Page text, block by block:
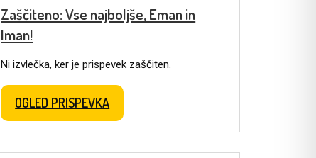
Zaščiteno: Vse najboljše, Eman in
Iman!
Ni izvlečka, ker je prispevek zaščiten.
OGLED PRISPEVKA